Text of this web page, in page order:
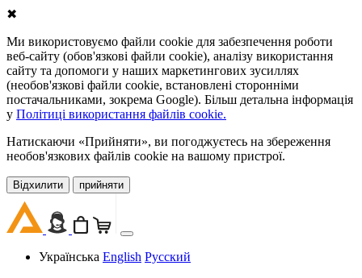
✖
Ми використовуємо файли cookie для забезпечення роботи
веб-сайту (обов'язкові файли cookie), аналізу використання
сайту та допомоги у наших маркетингових зусиллях
(необов'язкові файли cookie, встановлені сторонніми
постачальниками, зокрема Google). Більш детальна інформація
у Політиці використання файлів cookie.
Натискаючи «Прийняти», ви погоджуєтесь на збереження
необов'язкових файлів cookie на вашому пристрої.
Відхилити прийняти
Українська English Русский